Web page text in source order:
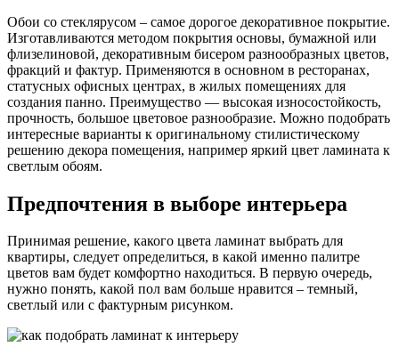
Обои со стеклярусом – самое дорогое декоративное покрытие.
Изготавливаются методом покрытия основы, бумажной или
флизелиновой, декоративным бисером разнообразных цветов,
фракций и фактур. Применяются в основном в ресторанах,
статусных офисных центрах, в жилых помещениях для
создания панно. Преимущество — высокая износостойкость,
прочность, большое цветовое разнообразие. Можно подобрать
интересные варианты к оригинальному стилистическому
решению декора помещения, например яркий цвет ламината к
светлым обоям.
Предпочтения в выборе интерьера
Принимая решение, какого цвета ламинат выбрать для
квартиры, следует определиться, в какой именно палитре
цветов вам будет комфортно находиться. В первую очередь,
нужно понять, какой пол вам больше нравится – темный,
светлый или с фактурным рисунком.